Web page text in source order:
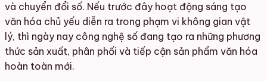
và chuyển đổi số. Nếu trước đây hoạt động sáng tạo
văn hóa chủ yếu diễn ra trong phạm vi không gian vật
lý, thì ngày nay công nghệ số đang tạo ra những phương
thức sản xuất, phân phối và tiếp cận sản phẩm văn hóa
hoàn toàn mới.